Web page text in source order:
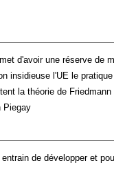
d'avoir une réserve de
insidieuse l'UE le
la théorie de
Piegay
de développer et